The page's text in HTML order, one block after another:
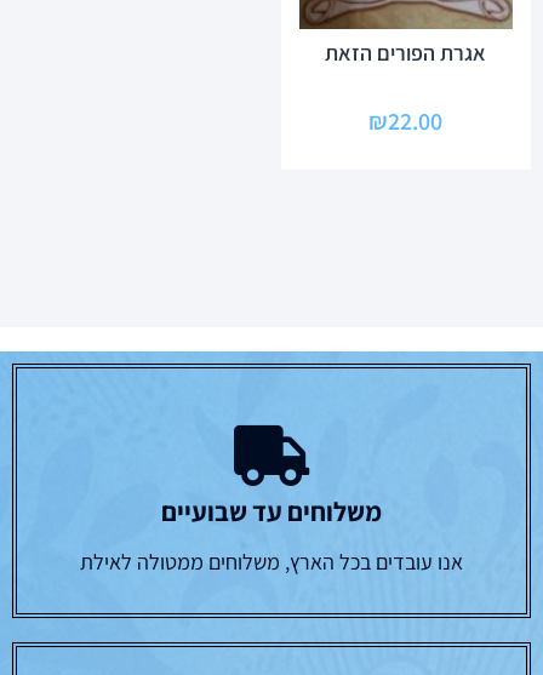
אגרת הפורים הזאת
₪22.00
משלוחים עד שבועיים
אנו עובדים בכל הארץ, משלוחים ממטולה לאילת